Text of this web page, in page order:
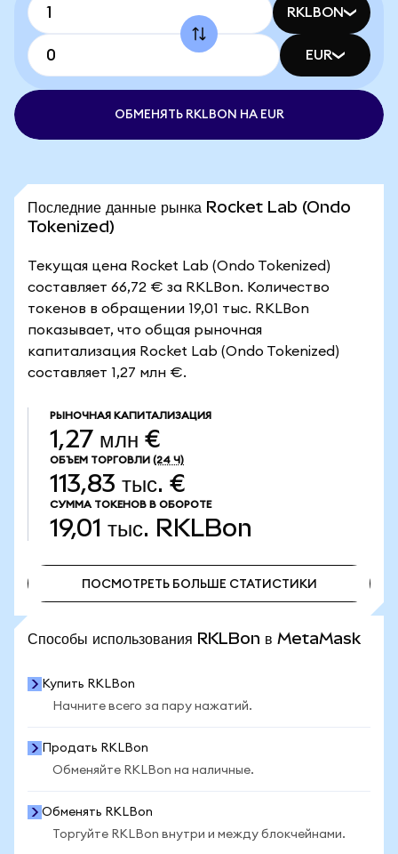
RKLBON
EUR
ОБМЕНЯТЬ RKLBON НА EUR
Последние данные рынка Rocket Lab (Ondo
Tokenized)
Текущая цена Rocket Lab (Ondo Tokenized)
составляет 66,72 € за RKLBon. Количество
токенов в обращении 19,01 тыс. RKLBon
показывает, что общая рыночная
капитализация Rocket Lab (Ondo Tokenized)
составляет 1,27 млн €.
РЫНОЧНАЯ КАПИТАЛИЗАЦИЯ
1,27 млн €
ОБЪЕМ ТОРГОВЛИ (24 Ч)
113,83 тыс. €
СУММА ТОКЕНОВ В ОБОРОТЕ
19,01 тыс. RKLBon
ПОСМОТРЕТЬ БОЛЬШЕ СТАТИСТИКИ
Способы использования RKLBon в MetaMask
Купить RKLBon
Начните всего за пару нажатий.
Продать RKLBon
Обменяйте RKLBon на наличные.
Обменять RKLBon
Торгуйте RKLBon внутри и между блокчейнами.